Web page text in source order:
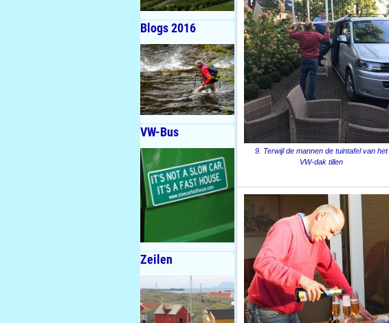
9. Terwijl de mannen de tuintafel van het
VW-dak tillen
Blogs 2016
VW-Bus
Zeilen